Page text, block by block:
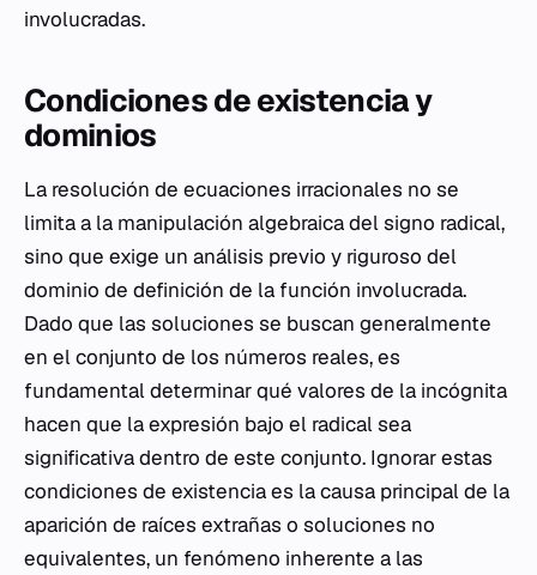
involucradas.
Condiciones de existencia y
dominios
La resolución de ecuaciones irracionales no se
limita a la manipulación algebraica del signo radical,
sino que exige un análisis previo y riguroso del
dominio de definición de la función involucrada.
Dado que las soluciones se buscan generalmente
en el conjunto de los números reales, es
fundamental determinar qué valores de la incógnita
hacen que la expresión bajo el radical sea
significativa dentro de este conjunto. Ignorar estas
condiciones de existencia es la causa principal de la
aparición de raíces extrañas o soluciones no
equivalentes, un fenómeno inherente a las